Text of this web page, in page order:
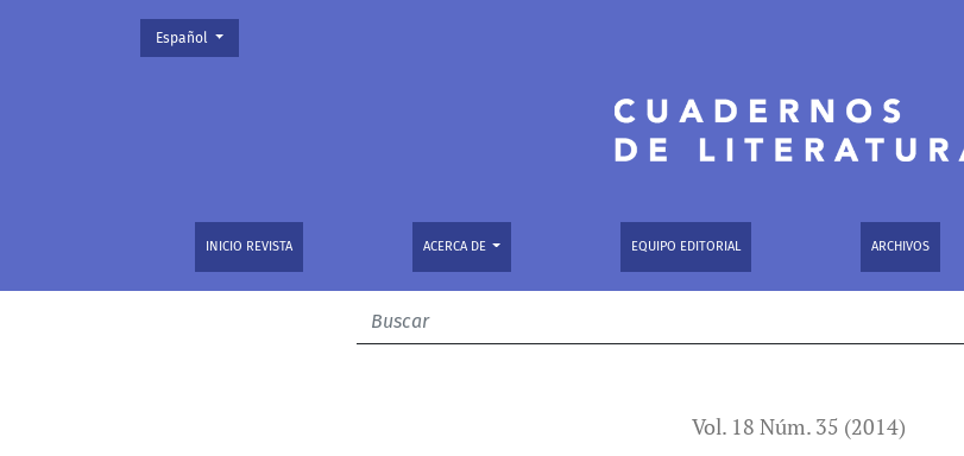
“Cifro en sangre poema y poesía”: el secreto abierto y la tradición homoerótica latinoamericana
INICIO REVISTA ACERCA DE EQUIPO EDITORIAL ARCHIVOS
Cambiar el idioma. El actual es:
Español
Vol. 18 Núm. 35 (2014)